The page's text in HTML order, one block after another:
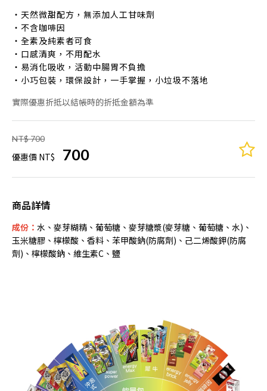
‧天然微甜配方，無添加人工甘味劑
‧不含咖啡因
‧全素及純素者可食
‧口感清爽，不用配水
‧易消化吸收，活動中腸胃不負擔
‧小巧包裝，環保設計，一手掌握，小垃圾不落地
實際優惠折抵以結帳時的折抵金額為準
NT$ 700
優惠價 NT$ 700
商品詳情
成份： 水、麥芽糊精、葡萄糖、麥芽糖漿(麥芽糖、葡萄糖、水)、
玉米糖膠、檸檬酸、香料、苯甲酸鈉(防腐劑)、己二烯酸鉀(防腐
劑)、檸檬酸鈉、維生素C、鹽